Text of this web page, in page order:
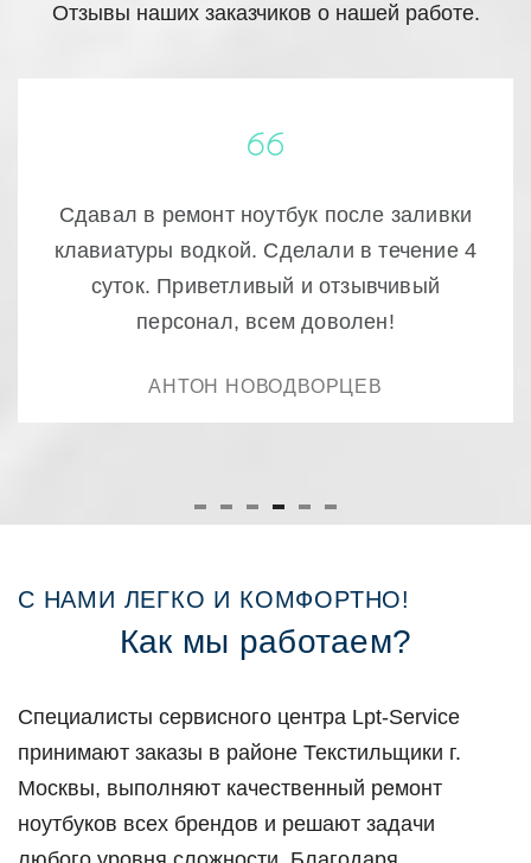
Отзывы наших заказчиков о нашей работе.
Очень качественный ремонт! доступно и
быстро , ещё раз спасибо.
РУСТАМ
С НАМИ ЛЕГКО И КОМФОРТНО!
Как мы работаем?
Специалисты сервисного центра Lpt-Service
принимают заказы в районе Текстильщики г.
Москвы, выполняют качественный ремонт
ноутбуков всех брендов и решают задачи